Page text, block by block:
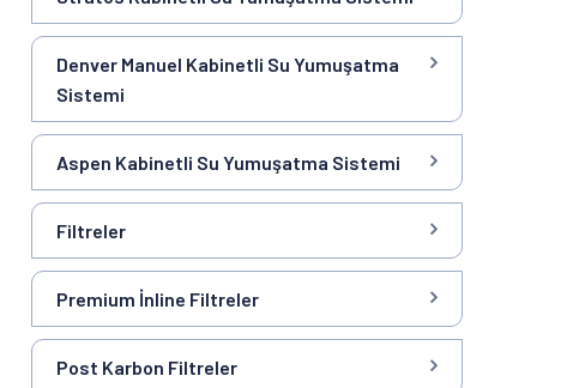
Denver Manuel Kabinetli Su Yumuşatma
Sistemi
Aspen Kabinetli Su Yumuşatma Sistemi
Filtreler
Premium İnline Filtreler
Post Karbon Filtreler